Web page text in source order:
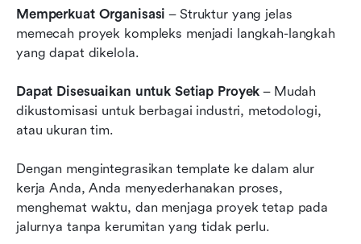
Memperkuat Organisasi – Struktur yang jelas
memecah proyek kompleks menjadi langkah-langkah
yang dapat dikelola.
Dapat Disesuaikan untuk Setiap Proyek – Mudah
dikustomisasi untuk berbagai industri, metodologi,
atau ukuran tim.
Dengan mengintegrasikan template ke dalam alur
kerja Anda, Anda menyederhanakan proses,
menghemat waktu, dan menjaga proyek tetap pada
jalurnya tanpa kerumitan yang tidak perlu.